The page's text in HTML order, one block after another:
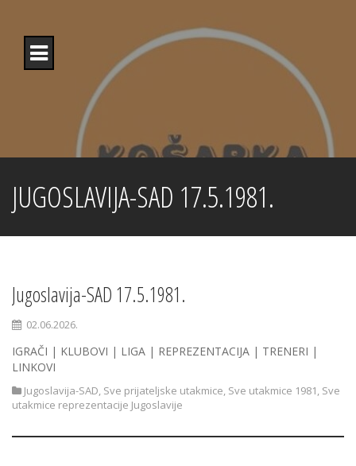
content
JUGOSLAVIJA-SAD 17.5.1981.
Jugoslavija-SAD 17.5.1981.
02.06.2026.
IGRAČI | KLUBOVI | LIGA | REPREZENTACIJA | TRENERI |
LINKOVI
Jugoslavija-SAD, Sve prijateljske utakmice, Sve utakmice 1981, Sve
utakmice reprezentacije Jugoslavije